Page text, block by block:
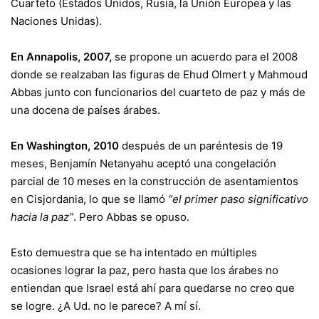
Cuarteto (Estados Unidos, Rusia, la Unión Europea y las
Naciones Unidas).
En Annapolis, 2007, se propone un acuerdo para el 2008
donde se realzaban las figuras de Ehud Olmert y Mahmoud
Abbas junto con funcionarios del cuarteto de paz y más de
una docena de países árabes.
En Washington, 2010 después de un paréntesis de 19
meses, Benjamín Netanyahu aceptó una congelación
parcial de 10 meses en la construcción de asentamientos
en Cisjordania, lo que se llamó “el primer paso significativo
hacia la paz”. Pero Abbas se opuso.
Esto demuestra que se ha intentado en múltiples
ocasiones lograr la paz, pero hasta que los árabes no
entiendan que Israel está ahí para quedarse no creo que
se logre. ¿A Ud. no le parece? A mí sí.